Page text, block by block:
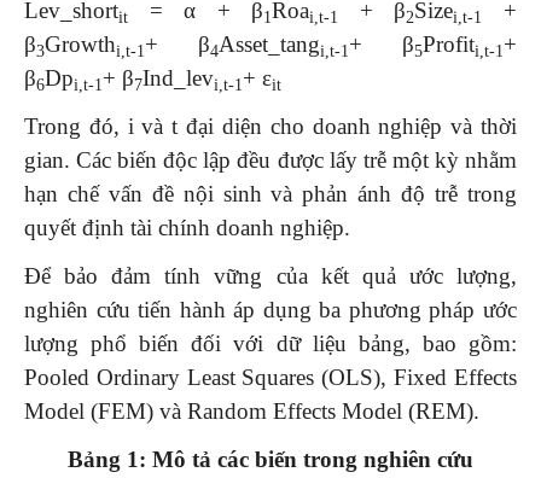
Lev_shortit = α + β1Roai,t-1 + β2Sizei,t-1
+
β3Growthi,t-1 + β4Asset_tangi,t-1 + β5Profiti,t-1 +
β6Dpi,t-1 + β7Ind_levi,t-1 + εit
Trong đó, i và t đại diện cho doanh nghiệp và thời
gian. Các biến độc lập đều được lấy trễ một kỳ nhằm
hạn chế vấn đề nội sinh và phản ánh độ trễ trong
quyết định tài chính doanh nghiệp.
Để bảo đảm tính vững của kết quả ước lượng,
nghiên cứu tiến hành áp dụng ba phương pháp ước
lượng phổ biến đối với dữ liệu bảng, bao gồm:
Pooled Ordinary Least Squares (OLS), Fixed Effects
Model (FEM) và Random Effects Model (REM).
Bảng 1: Mô tả các biến trong nghiên cứu